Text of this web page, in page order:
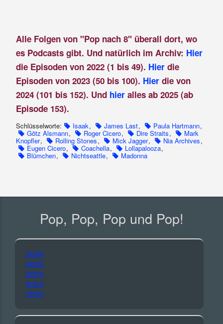
Alle Folgen von "Pop nach 8" überall dort, wo
es Podcasts gibt. Und natürlich im Archiv: Hier
die Episoden von 2022 (1 bis 49). Hierdie
Episoden von 2023 (50 bis 100). Hier die von
2024 (101 bis 152). Und hier alles ab 2025 (ab
Episode 153).
Schlüsselworte: Isaak, James Last, Paula Hartmann,
Götz Alsmann, Roger Cicero, Dire Straits, Mark
Knopfler, Rolling Stones, Mick Jagger, Nia Archives,
Eugen Cicero, Coachella, Lollapalooza,
Blümchen, Nichtseattle, Madonna
Pop, Pop, Pop und Pop!
2026
2025
2024
2023
2022